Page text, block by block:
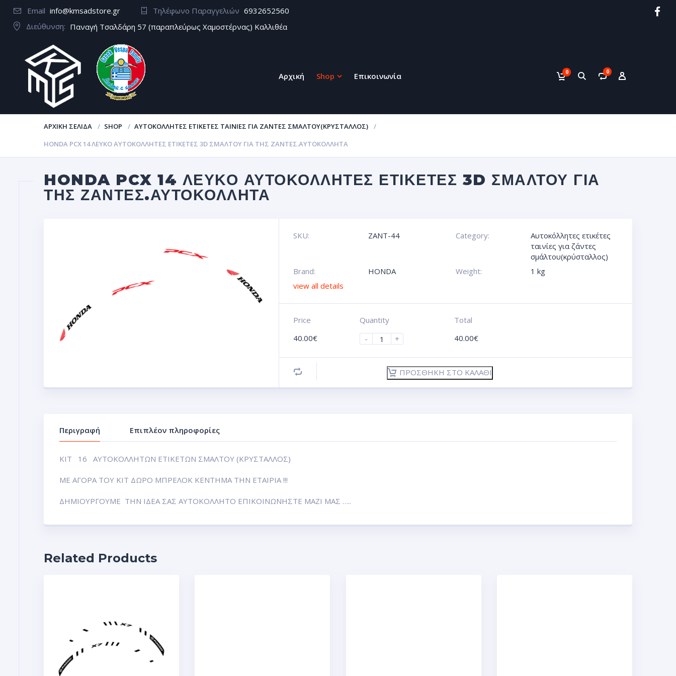
Email info@kmsadstore.gr Τηλέφωνο Παραγγελιών 6932652560
Διεύθυνση: Παναγή Τσαλδάρη 57 (παραπλεύρως Χαμοστέρνας) Καλλιθέα
Αρχική Shop Επικοινωνία 0 0
ΑΡΧΙΚΉ ΣΕΛΊΔΑ SHOP
ΑΥΤΟΚΌΛΛΗΤΕΣ ΕΤΙΚΈΤΕΣ ΤΑΙΝΊΕΣ ΓΙΑ ΖΆΝΤΕΣ ΣΜΆΛΤΟΥ(ΚΡΎΣΤΑΛΛΟΣ)
HONDA PCX 14 ΛΕΥΚΟ ΑΥΤΟΚΌΛΛΗΤΕΣ ΕΤΙΚΈΤΕΣ 3D ΣΜΆΛΤΟΥ ΓΙΑ ΤΗΣ ΖΆΝΤΕΣ.ΑΥΤΟΚΌΛΛΗΤΑ
HONDA PCX 14 ΛΕΥΚΟ ΑΥΤΟΚΌΛΛΗΤΕΣ ΕΤΙΚΈΤΕΣ 3D ΣΜΆΛΤΟΥ ΓΙΑ
ΤΗΣ ΖΆΝΤΕΣ.ΑΥΤΟΚΌΛΛΗΤΑ
SKU: ZANT-44 Category:
Αυτοκόλλητες ετικέτες
ταινίες για ζάντες
σμάλτου(κρύσταλλος)
Brand:
HONDA Weight:
1 kg
view all details
Price
40.00€
Quantity
-
+
Total
40.00€
ΠΡΟΣΘΉΚΗ ΣΤΟ ΚΑΛΆΘΙ
Περιγραφή Επιπλέον πληροφορίες
ΚΙΤ 16 ΑΥΤΟΚΟΛΛΗΤΩΝ ΕΤΙΚΕΤΩΝ ΣΜΑΛΤΟΥ (ΚΡΥΣΤΑΛΛΟΣ)
ΜΕ ΑΓΟΡΑ ΤΟΥ ΚΙΤ ΔΩΡΟ ΜΠΡΕΛΟΚ ΚΕΝΤΗΜΑ ΤΗΝ ΕΤΑΙΡΙΑ !!!
ΔΗΜΙΟΥΡΓΟΥΜΕ ΤΗΝ ΙΔΕΑ ΣΑΣ ΑΥΤΟΚΟΛΛΗΤΟ ΕΠΙΚΟΙΝΩΝΗΣΤΕ ΜΑΖΙ ΜΑΣ …..
Related Products